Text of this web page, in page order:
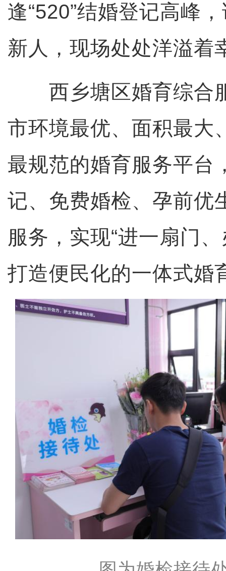
逢“520”结婚登记高峰
新人，现场处处洋溢着
西乡塘区婚育综合
市环境最优、面积最大
最规范的婚育服务平台
记、免费婚检、孕前优
服务，实现“进一扇门
打造便民化的一体式婚